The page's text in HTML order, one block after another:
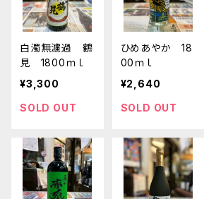
白濁無濾過 鶴
見 1800ｍｌ
¥3,300
SOLD OUT
ひめあやか 18
00ｍｌ
¥2,640
SOLD OUT